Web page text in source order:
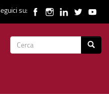
su:
Form